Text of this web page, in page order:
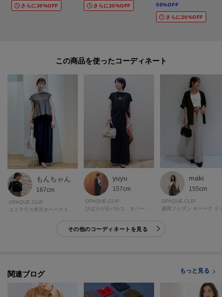
※照明の関係により、実際よりも色味が違って見える場合があります。ま
た、パソコン・スマートフォンなどの環境により、若干製品と画像のカラー
この商品は加工サービス(裾上げ加工)対応商品です。
在庫がある商品につきましては通常2週間前後でお届けいたします。
ご希望の場合は、製品寸法（股下の長さ）をご確認いただき、ショッピング
カート画面にて加工サービスを選択し、股下の長さを入力して下さい。
また、加工可能な股下の長さについては下記ご確認をお願いいたします。裾
出しの対応は行っておりませんので、製品寸法より長くすることはできませ
ん。
※ジーンズ仕上げの場合、製品寸法より－3cmから加工可
※シングル（レディス）仕上げの場合、製品寸法より－5cmから加工可
※シングル（メンズ）仕上げの場合、製品寸法より－9cmから加工可
※ダブル仕上げの場合、製品寸法より－11cmから加工可
モデル情報：身長165cm B72 W57 H84 着用サイズ：38（M）
さらに30%OFF さらに20%OFF 50%OFF
さらに20%OFF
この商品を使った
もんちゃん
167cm
OPAQUE.CLIP
エミテラス所沢オペークドットクリップ
yuyu
157cm
OPAQUE.CLIP
maki
155cm
OPAQUE.CLIP
その他のコーディネートを見る
関連ブログ もっと見る